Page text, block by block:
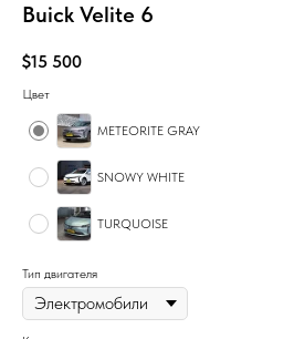
Buick Velite 6
$15 500
Цвет
METEORITE GRAY
SNOWY WHITE
TURQUOISE
Тип двигателя